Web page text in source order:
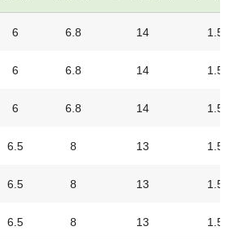
6 6.8 14 1.5
6 6.8 14 1.5
6 6.8 14 1.5
6.5 8 13 1.5
6.5 8 13 1.5
6.5 8 13 1.5